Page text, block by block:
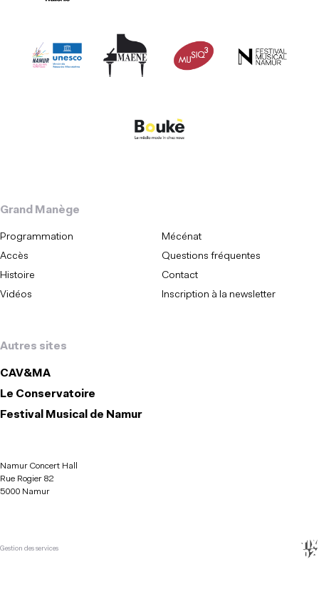
Autres sites
CAV&MA
Le Conservatoire
Festival Musical de Namur
Grand Manège
Programmation
Mécénat
Accès
Questions fréquentes
Histoire
Contact
Vidéos
Inscription à la newsletter
Namur Concert Hall
Rue Rogier 82
5000 Namur
Gestion des services